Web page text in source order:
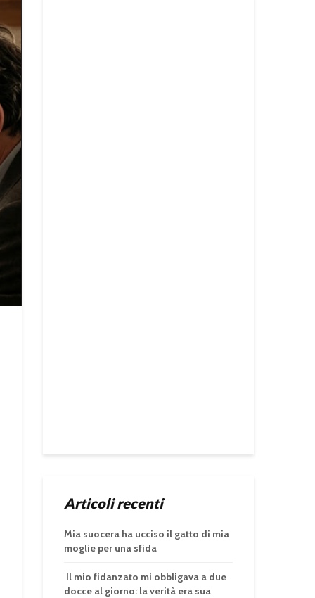
Articoli recenti
Mia suocera ha ucciso il gatto di mia
moglie per una sfida
Il mio fidanzato mi obbligava a due
docce al giorno: la verità era sua